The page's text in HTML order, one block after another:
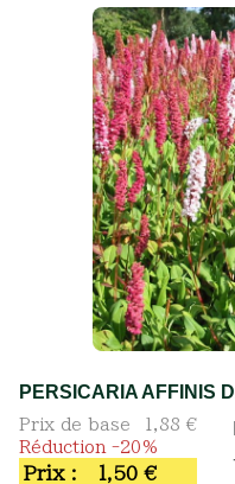
PERSICARIA AFFINIS
Prix de base
1,88 €
Réduction -20%
Prix : 1,50 €